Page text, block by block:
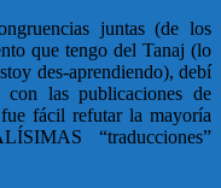
juntas (de los
que tengo del Tanaj (lo
des-aprendiendo), debí
las publicaciones de
fácil refutar la mayoría
“traducciones”